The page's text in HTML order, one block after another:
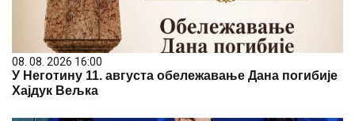
08. 08. 2026 16:00
У Неготину 11. августа обележавање Дана погибије
Хајдук Вељка